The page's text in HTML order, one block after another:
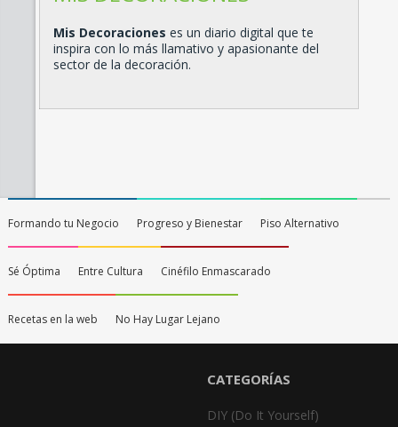
Mis Decoraciones es un diario digital que te
inspira con lo más llamativo y apasionante del
sector de la decoración.
Formando tu Negocio Progreso y Bienestar Piso Alternativo
Sé Óptima Entre Cultura Cinéfilo Enmascarado
Recetas en la web No Hay Lugar Lejano
CATEGORÍAS
DIY (Do It Yourself)